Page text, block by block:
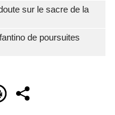
sur le sacre de la
de poursuites